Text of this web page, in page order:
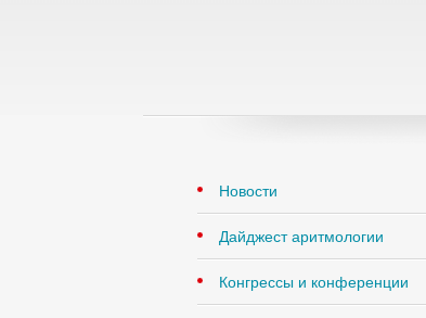
Новости
Дайджест аритмологии
Конгрессы и конференции